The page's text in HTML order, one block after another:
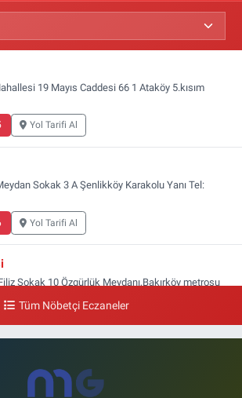
19 Mayıs Caddesi 66 1 Ataköy 5.kısım
Yol Tarifi Al
Sokak 3 A Şenlikköy Karakolu Yanı Tel:
Yol Tarifi Al
Sokak 10 Özgürlük Meydanı,Bakırköy metrosu
Sokak 7 A Dürümcü Baba'nın Bir Alt
Tüm Nöbetçi Eczaneler